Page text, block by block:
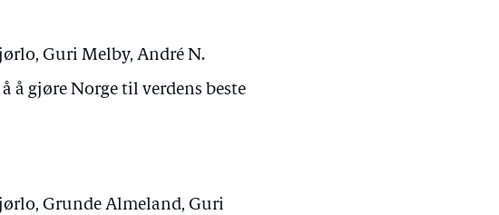
Guri Melby, André N.
å gjøre Norge til verdens beste
Grunde Almeland, Guri